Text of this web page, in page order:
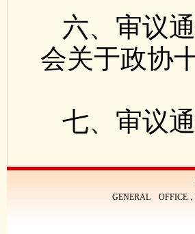
六、审议
会关于政协
七、审议
GENERAL OFFICE